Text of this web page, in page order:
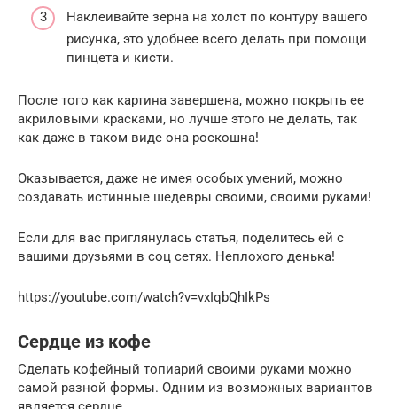
Наклеивайте зерна на холст по контуру вашего
рисунка, это удобнее всего делать при помощи
пинцета и кисти.
После того как картина завершена, можно покрыть ее
акриловыми красками, но лучше этого не делать, так
как даже в таком виде она роскошна!
Оказывается, даже не имея особых умений, можно
создавать истинные шедевры своими, своими руками!
Если для вас приглянулась статья, поделитесь ей с
вашими друзьями в соц сетях. Неплохого денька!
https://youtube.com/watch?v=vxIqbQhIkPs
Сердце из кофе
Сделать кофейный топиарий своими руками можно
самой разной формы. Одним из возможных вариантов